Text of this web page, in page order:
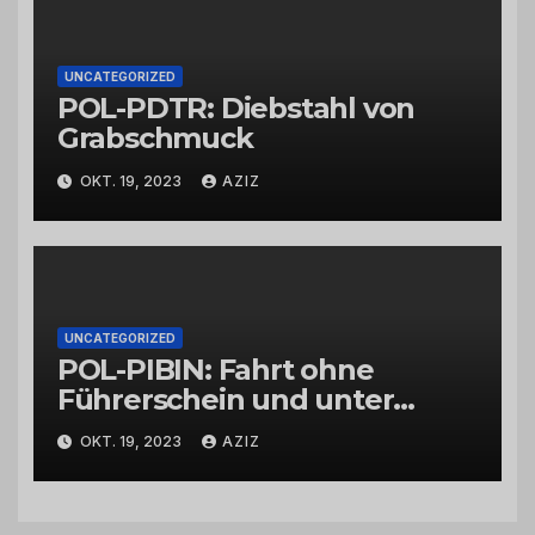
UNCATEGORIZED
POL-PDTR: Diebstahl von
Grabschmuck
OKT. 19, 2023 AZIZ
UNCATEGORIZED
POL-PIBIN: Fahrt ohne
Führerschein und unter
Einfluss von Drogen
OKT. 19, 2023 AZIZ